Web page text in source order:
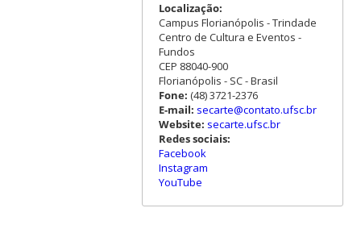
Localização:
Campus Florianópolis - Trindade
Centro de Cultura e Eventos -
Fundos
CEP 88040-900
Florianópolis - SC - Brasil
Fone: (48) 3721-2376
E-mail: secarte@contato.ufsc.br
Website: secarte.ufsc.br
Redes sociais:
Facebook
Instagram
YouTube